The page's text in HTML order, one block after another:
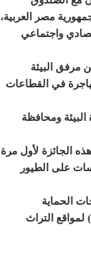
وقد تم إطلاق 2000 طائر حبارى من جمهورية مصر العربية،
واجتماعي
مرفق البيئة
المهاجرة في القطاعات
ومحافظة
الجائزة لأول مرة
على الطيور
الحماية
واستخدام آليات الحوكمة الرشيدة من خلال تقرير تقييم الأداء للاتحاد الدولي لصون الطبيعة (IUCN) لمواقع التراث